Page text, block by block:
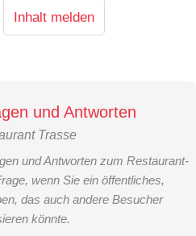
Inhalt melden
und Antworten
Trasse
und Antworten zum Restaurant-
wenn Sie ein öffentliches,
das auch andere Besucher
könnte.